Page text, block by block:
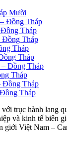
Mười
Đồng Tháp
Tháp
Đồng Tháp
Tháp
Tháp
– Đồng Tháp
Tháp
Đồng Tháp
Tháp
trục hành lang
và kinh tế biên
Việt Nam –